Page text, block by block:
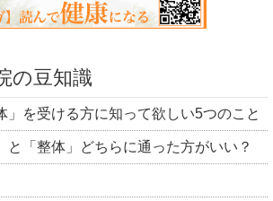
の豆知識
」を受ける方に知って欲しい5つのこと
と「整体」どちらに通った方がいい？